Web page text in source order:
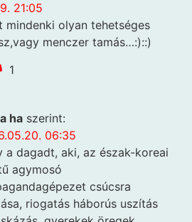
21:05
mindenki olyan tehetséges
menczer tamás…:)::)
1
ha szerint:
06:35
a dagadt, aki, az észak-koreai
agymosó
csúcsra
riogatás háborús uszítás